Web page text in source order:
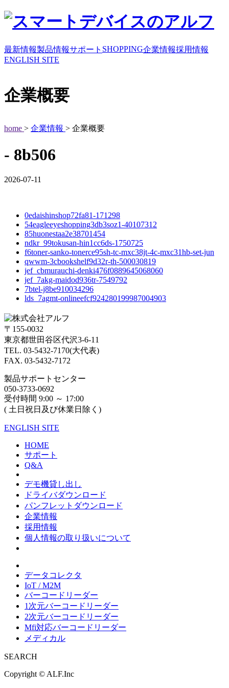
最新情報製品情報サポート SHOPPING企業情報採用情報
ENGLISH SITE
企業概要
home > 企業情報 > 企業概要
- 8b506
2026-07-11
0edaishinshop72fa81-171298
54eagleeyeshopping3db3soz1-40107312
85huonestaa2e38701454
ndkr_99tokusan-hin1cc6ds-1750725
f6toner-sanko-tonerce95sh-tc-mxc38jt-4c-mxc31hb-set-jun
qwwm-3cbookshelf9d32r-th-500030819
jef_cbmurauchi-denki476f0889645068060
jef_7akg-maidod936tr-7549792
7btel-j8be910034296
lds_7agmt-onlineefcf924280199987004903
〒155-0032
東京都世田谷区代沢3-6-11
TEL. 03-5432-7170(大代表)
FAX. 03-5432-7172
製品サポートセンター
050-3733-0692
受付時間 9:00 ～ 17:00
( 土日祝日及び休業日除く)
ENGLISH SITE
HOME
サポート
Q&A
デモ機貸し出し
ドライバダウンロード
パンフレットダウンロード
企業情報
採用情報
個人情報の取り扱いについて
データコレクタ
IoT / M2M
バーコードリーダー
1次元バーコードリーダー
2次元バーコードリーダー
Mfi対応バーコードリーダー
メディカル
SEARCH
Copyright © ALF.Inc